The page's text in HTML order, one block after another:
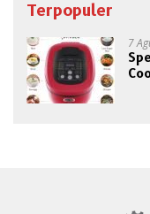
Terpopuler
7